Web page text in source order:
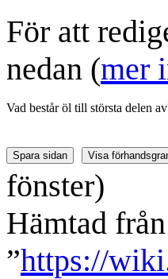
För att
nedan (mer
Vad består öl till största delen
fönster)
Hämtad från
”https://